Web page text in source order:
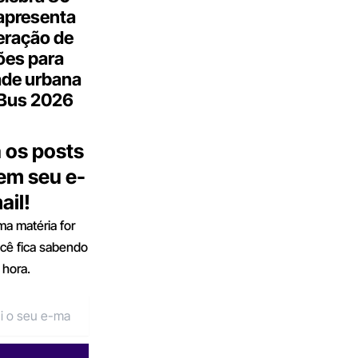
de
para
urbana
2026
os posts
seu e-
matéria for
fica sabendo